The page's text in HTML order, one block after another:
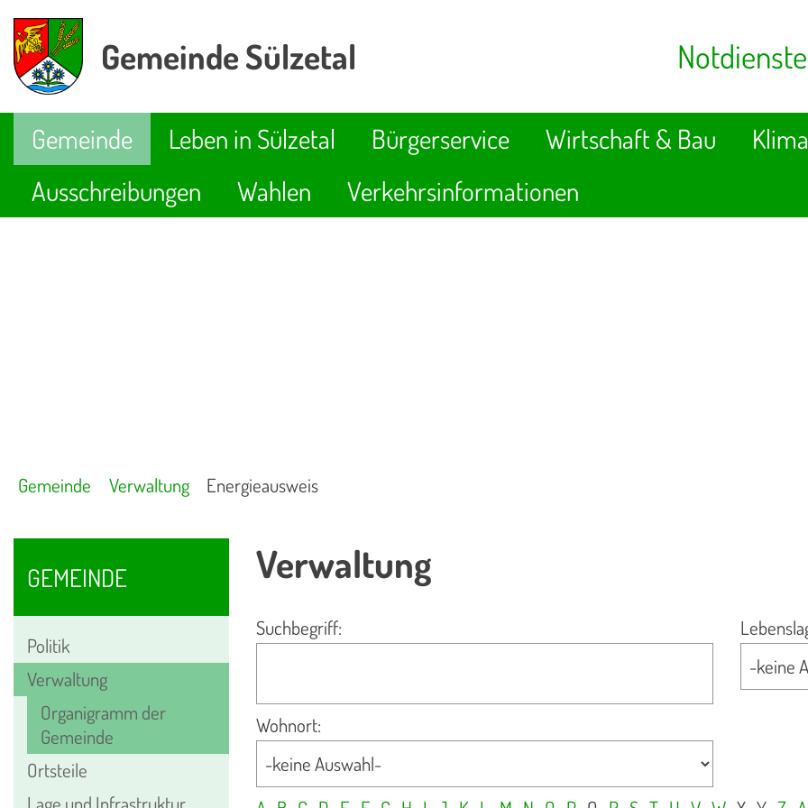
Gemeinde Sülzetal Notdienste
Gemeinde Leben in Sülzetal Bürgerservice Wirtschaft & Bau
Ausschreibungen
Wahlen Verkehrsinformationen
Gemeinde Verwaltung Energieausweis
GEMEINDE
Politik
Verwaltung
Organigramm der
Gemeinde
Ortsteile
Lage und Infrastruktur
Verwaltung
Suchbegriff:
Wohnort: